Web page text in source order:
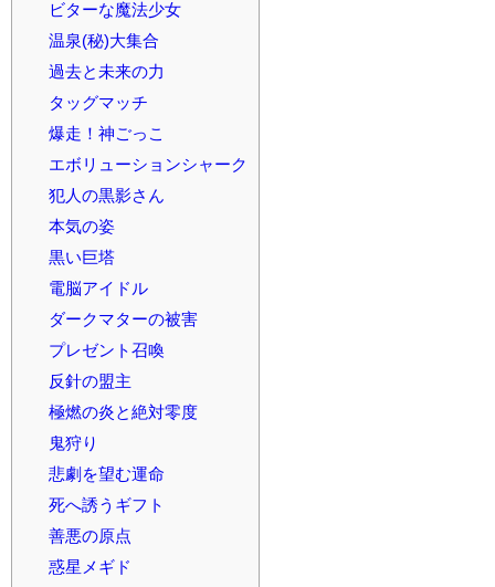
ビターな魔法少女
温泉(秘)大集合
過去と未来の力
タッグマッチ
爆走！神ごっこ
エボリューションシャーク
犯人の黒影さん
本気の姿
黒い巨塔
電脳アイドル
ダークマターの被害
プレゼント召喚
反針の盟主
極燃の炎と絶対零度
鬼狩り
悲劇を望む運命
死へ誘うギフト
善悪の原点
惑星メギド